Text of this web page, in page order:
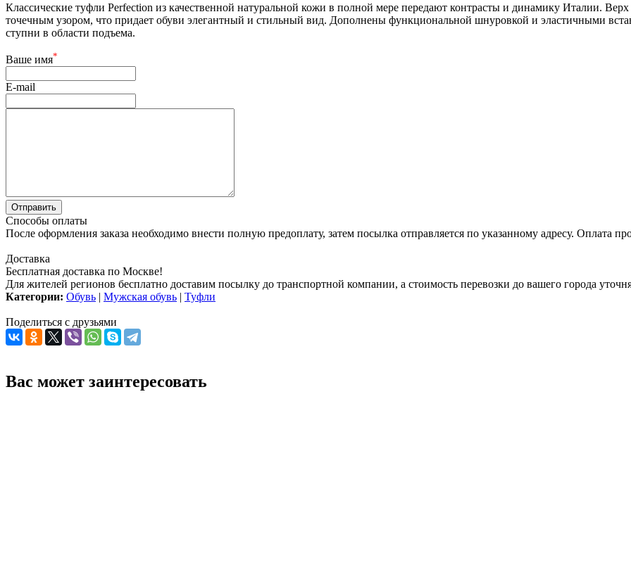
Классические туфли Perfection из качественной натуральной кожи в полной мере передают контрасты и динамику Италии.
точечным узором, что придает обуви элегантный и стильный вид. Дополнены функциональной шнуровкой и эластичными
ступни в области подъема.
Ваше имя*
E-mail
Способы оплаты
После оформления заказа необходимо внести полную предоплату, затем посылка отправляется по указанному адресу. Оплата
Доставка
Бесплатная доставка по Москве!
Для жителей регионов бесплатно доставим посылку до транспортной компании, а стоимость перевозки до вашего города
Категории: Обувь | Мужская обувь | Туфли
Поделиться с друзьями
Вас может заинтересовать